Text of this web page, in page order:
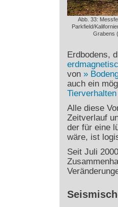
Abb. 33:
Parkfield/
Grabens
Erdbodens,
von
auch ein
Tierverhalten
Alle diese
Zeitverlauf
der für eine
wäre, ist
Seit Juli